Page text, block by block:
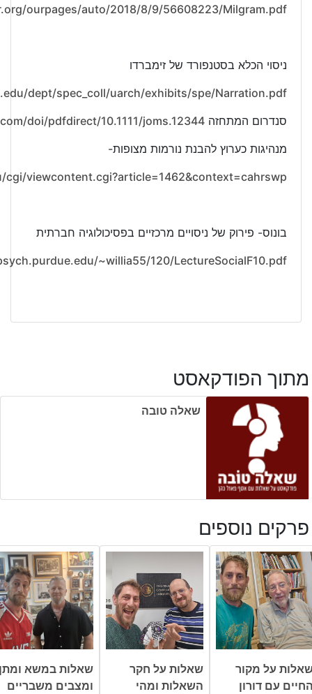
ourpages/auto/2018/8/9/56608223/Milgram.pdf
ניסוי הכלא בסטנפורד של זימברדו
dept/spec_coll/uarch/exhibits/spe/Narration.pdf
סנדרום המתחזה doi/pdfdirect/10.1111/joms.12344
מנהיגות כערוץ להבנת נורמות מצופות-
viewcontent.cgi?article=1462&context=cahrswp
בונוס- פירוק של ניסויים מרכזיים בפסיכולוגיה חברתית
~willia55/120/LectureSocialF10.pdf
מתוך הפודקאסט
שאלה טובה
פרקים נוספים
על מקור
עם דורון
שאלות על חקר
השאלות ומהי
שאלות במשא
ומצבים משבריים